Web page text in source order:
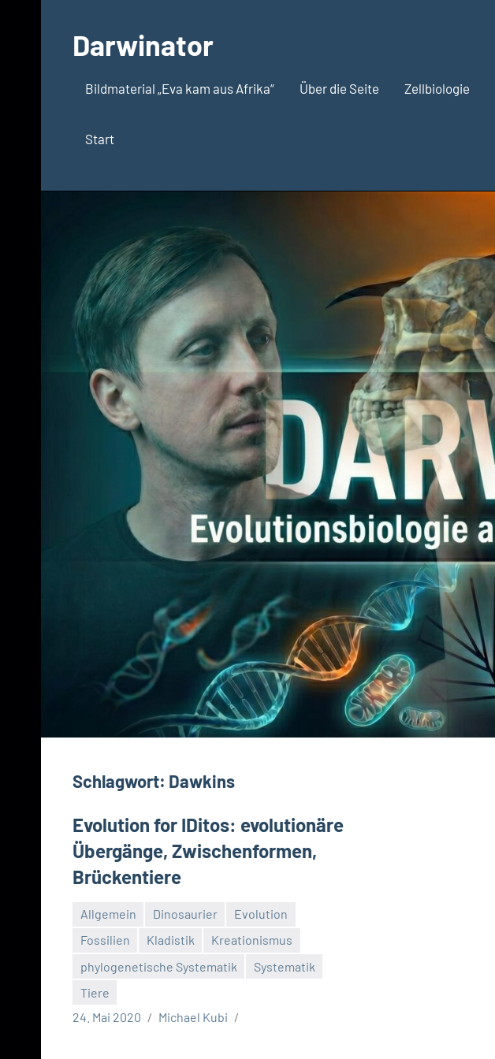
springenDarwinator
Evolutionsbiologie
Bildmaterial „Eva kam aus Afrika“ Über die Seite Zellbiologie
Start
Schlagwort: Dawkins
Evolution for IDitos: evolutionäre
Übergänge, Zwischenformen,
Brückentiere
Allgemein Dinosaurier
Evolution
Fossilien
Kladistik
Kreationismus
phylogenetische Systematik
Systematik
Tiere
24. Mai 2020
Michael Kubi